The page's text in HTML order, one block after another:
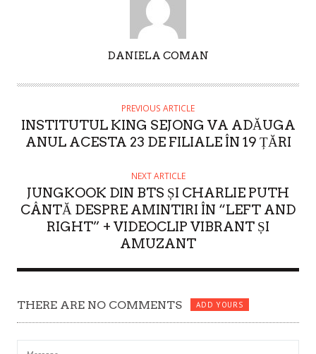
T
O
DANIELA COMAN
PREVIOUS ARTICLE
INSTITUTUL KING SEJONG VA ADĂUGA
ANUL ACESTA 23 DE FILIALE ÎN 19 ȚĂRI
NEXT ARTICLE
JUNGKOOK DIN BTS ȘI CHARLIE PUTH
CÂNTĂ DESPRE AMINTIRI ÎN “LEFT AND
RIGHT” + VIDEOCLIP VIBRANT ȘI
AMUZANT
THERE ARE NO COMMENTS ADD YOURS